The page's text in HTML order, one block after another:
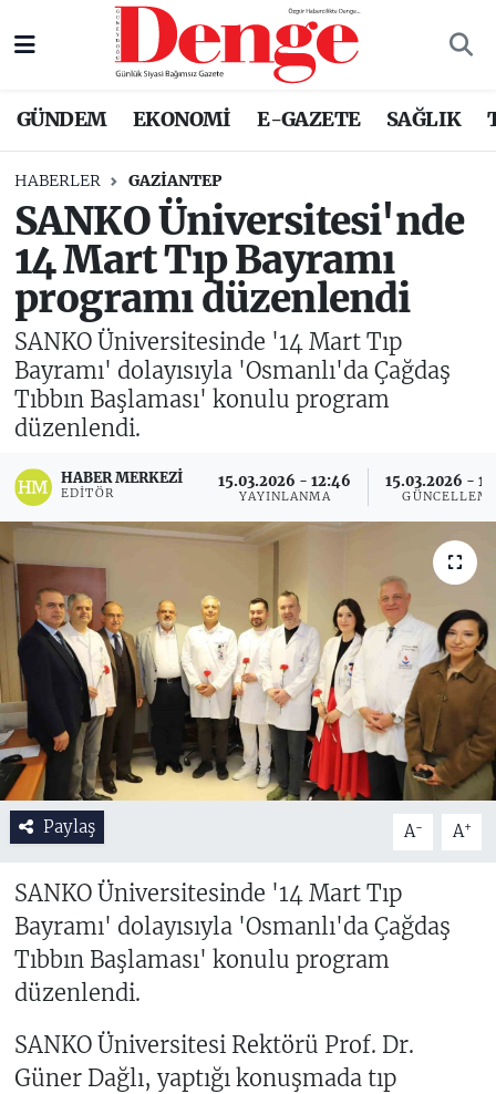
GÜNDEM EKONOMİ E-GAZETE SAĞLIK
HABERLER GAZIANTEP
SANKO Üniversitesi'nde
14 Mart Tıp Bayramı
programı düzenlendi
SANKO Üniversitesinde '14 Mart Tıp
Bayramı' dolayısıyla 'Osmanlı'da Çağdaş
Tıbbın Başlaması' konulu program
düzenlendi.
HABER MERKEZI
EDITÖR
15.03.2026 - 12:46
YAYINLANMA
15.03.2026 -
Paylaş A- A+
SANKO Üniversitesinde '14 Mart Tıp
Bayramı' dolayısıyla 'Osmanlı'da Çağdaş
Tıbbın Başlaması' konulu program
düzenlendi.
SANKO Üniversitesi Rektörü Prof. Dr.
Güner Dağlı, yaptığı konuşmada tıp
Nöbetçi Eczaneler
Trafik Durumu
Süper Lig Puan Durumu ve Fikstür
Tüm Manşetler
Son Dakika Haberleri
Haber Arşivi